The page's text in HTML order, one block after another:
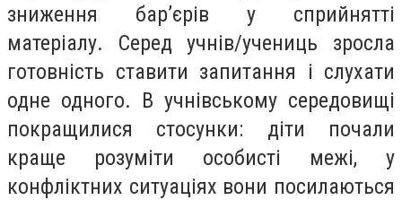
зниження бар’єрів у сприйнятті
матеріалу. Серед учнів/учениць зросла
готовність ставити запитання і слухати
одне одного. В учнівському середовищі
покращилися стосунки: діти почали
краще розуміти особисті межі, у
конфліктних ситуаціях вони посилаються